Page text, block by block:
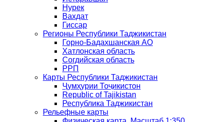
Нурек
Вахдат
Гиссар
Регионы Республики Таджикистан
Горно-Бадахшанская АО
Хатлонская область
Согдийская область
РРП
Карты Республики Таджикистан
Ҷумҳурии Тоҷикистон
Republic of Tajikistan
Республика Таджикистан
Рельефные карты